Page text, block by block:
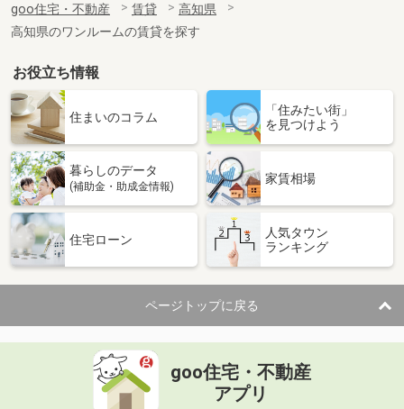
専有面積
46.34m²
間取り
2DK
高知県高知市鴨部
価 格
6.30万円
高知県高知市鴨部
専有面積 61.16m²
間取り
高知県高知市神田
住 所
高知県高知市神田
専有面積 28.85m²
間取り
2K
高知県高知市高須２丁目
価 格
住 所
高知県高知市高須２丁目
goo住宅・不動産 賃貸
高知県
高知県のワンルームの賃貸を探す
お役立ち情報
住まいのコラム
「住みたい街」
を見つけよう
暮らしのデータ
(補助金・助成金情報)
家賃相場
住宅ローン
人気タウン
ランキング
ページトップに戻る
goo住宅・不動産
アプリ